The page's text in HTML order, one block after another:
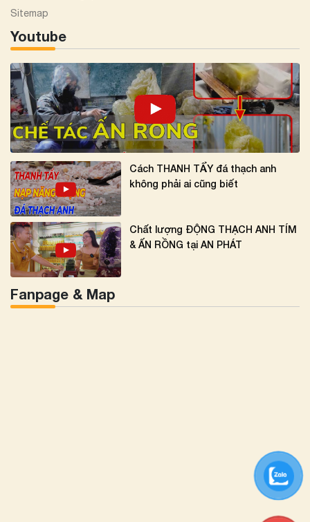
Sitemap
Youtube
Cách THANH TẨY đá thạch anh
không phải ai cũng biết
Chất lượng ĐỘNG THẠCH ANH TÍM
& ẤN RỒNG tại AN PHÁT
Fanpage & Map